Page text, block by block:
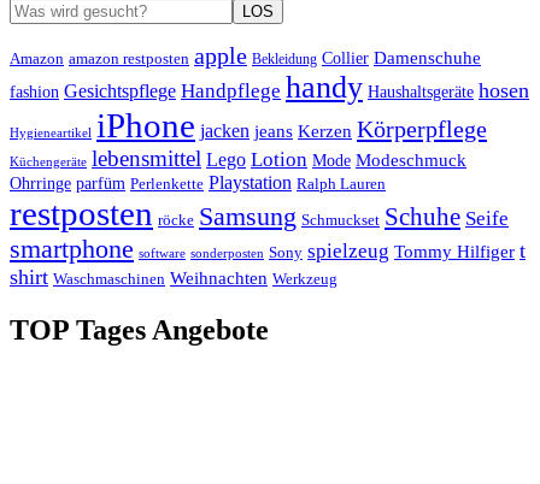
LOS
Amazon amazon restposten apple Bekleidung Collier Damenschuhe
fashion Gesichtspflege Handpflege handy Haushaltsgeräte hosen
Hygieneartikel iPhone jacken jeans Kerzen Körperpflege
Küchengeräte lebensmittel Lego Lotion Mode Modeschmuck
Ohrringe parfüm Perlenkette Playstation Ralph Lauren
restposten röcke Samsung Schmuckset Schuhe Seife
smartphone software sonderposten Sony spielzeug Tommy Hilfiger t
shirt Waschmaschinen Weihnachten Werkzeug
TOP Tages Angebote